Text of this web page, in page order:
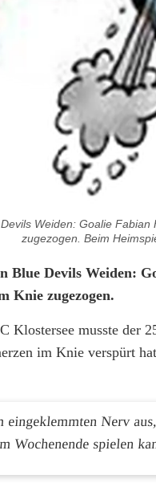
Weiden: Goalie
zugezogen. Beim
Blue Devils Weiden:
Knie zugezogen.
Klostersee musste der
im Knie verspürt
eingeklemmten Nerv
Wochenende spielen